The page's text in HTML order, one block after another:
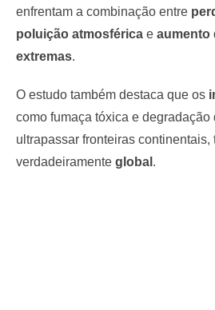
enfrentam a combinação entre
poluição atmosférica e aumento
extremas.
O estudo também destaca que os
como fumaça tóxica e degradação
ultrapassar fronteiras continentais,
verdadeiramente global .